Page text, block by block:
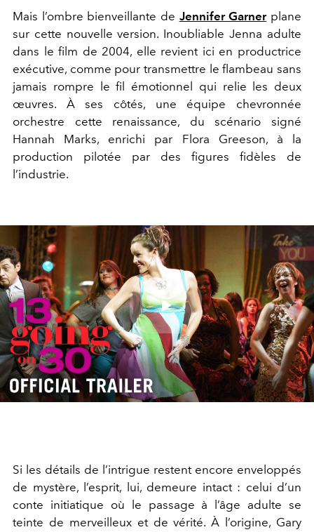
Mais l’ombre bienveillante de Jennifer Garnerplane
sur cette nouvelle version. Inoubliable Jenna adulte
dans le film de 2004, elle revient ici en productrice
exécutive, comme pour transmettre le flambeau sans
jamais rompre le fil émotionnel qui relie les deux
œuvres. À ses côtés, une équipe chevronnée
orchestre cette renaissance, du scénario signé
Hannah Marks, enrichi par Flora Greeson, à la
production pilotée par des figures fidèles de
l’industrie.
Play
Video
Si les détails de l’intrigue restent encore enveloppés
de mystère, l’esprit, lui, demeure intact : celui d’un
conte initiatique où le passage à l’âge adulte se
teinte de merveilleux et de vérité. À l’origine, Gary